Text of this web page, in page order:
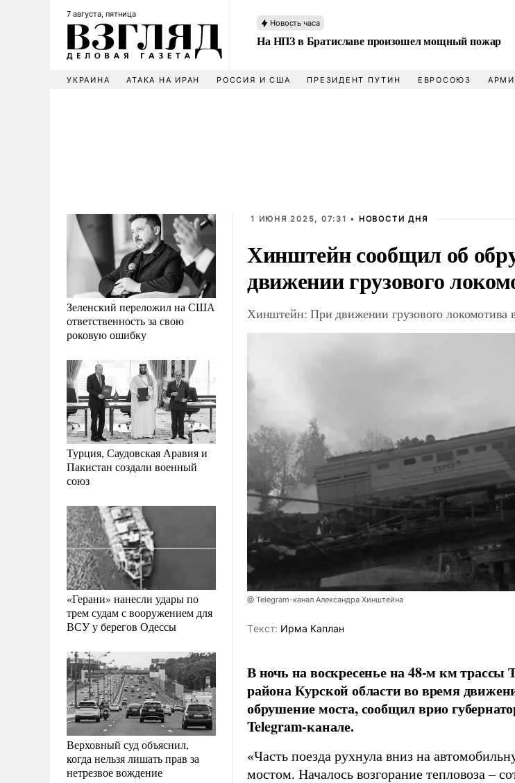
7 августа, пятница
Новость часа
На НПЗ в Братиславе произошел мощный пожар
УКРАИНА АТАКА НА ИРАН РОССИЯ И США ПРЕЗИДЕНТ ПУТИН ЕВРОСОЮЗ
Зеленский переложил на США
ответственность за свою
роковую ошибку
Турция, Саудовская Аравия и
Пакистан создали военный
союз
«Герани» нанесли удары по
трем судам с вооружением для
ВСУ у берегов Одессы
Верховный суд объяснил,
когда нельзя лишать прав за
нетрезвое вождение
1 ИЮНЯ 2025, 07:31 • НОВОСТИ ДНЯ
Хинштейн сообщил об
движении грузового
Хинштейн: При движении грузового локомотива
@ Telegram-канал Александра Хинштейна
Tекст: Ирма Каплан
В ночь на воскресенье на 48-м км трассы
района Курской области во время
обрушение моста, сообщил врио
Telegram-канале.
«Часть поезда рухнула вниз на
мостом. Началось возгорание тепловоза –